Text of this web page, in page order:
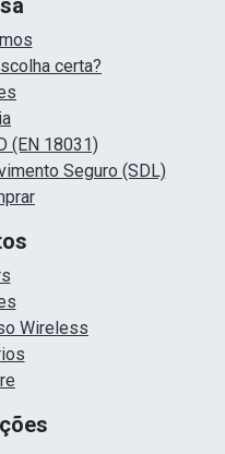
certa?
(EN 18031)
Seguro (SDL)
Wireless